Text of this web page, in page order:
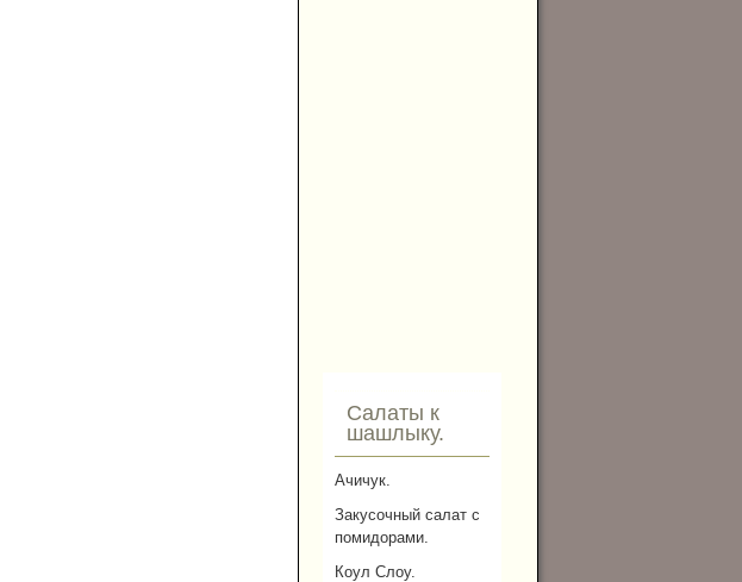
Салаты к
шашлыку.
Ачичук.
Закусочный салат с
помидорами.
Коул Слоу.